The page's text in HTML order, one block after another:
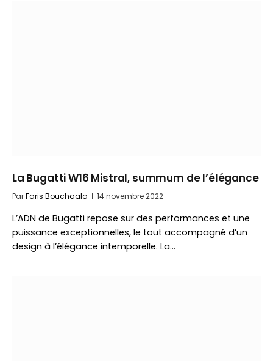
La Bugatti W16 Mistral, summum de l’élégance
ParFaris Bouchaala 14 novembre 2022
L’ADN de Bugatti repose sur des performances et une
puissance exceptionnelles, le tout accompagné d’un
design à l’élégance intemporelle. La…